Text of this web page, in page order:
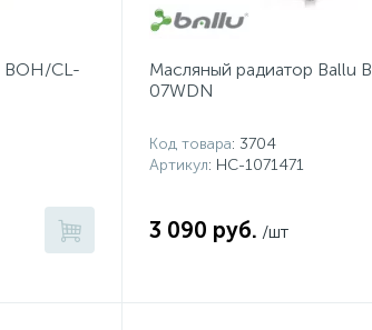
BOH/CL-
Масляный радиатор Ballu
07WDN
Код товара: 3704
Артикул: НС-1071471
3 090 руб. /шт